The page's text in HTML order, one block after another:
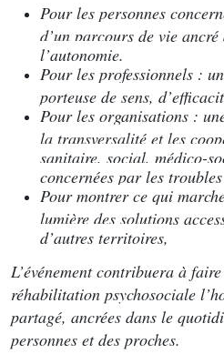
Pour les personnes
d’un parcours de vie ancré
l’autonomie.
Pour les professionnels :
porteuse de sens,
Pour les organisations :
la transversalité et les
sanitaire, social, médico-
concernées par les
Pour montrer ce qui
lumière des solutions
d’autres territoires,
L’événement contribuera à
réhabilitation psychosociale
partagé, ancrées dans le
personnes et des proches.